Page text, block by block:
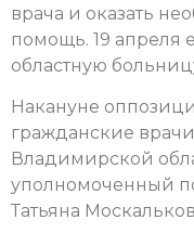
врача и оказать
помощь. 19 апреля
областную
Накануне
гражданские
Владимирской
уполномоченный
Татьяна